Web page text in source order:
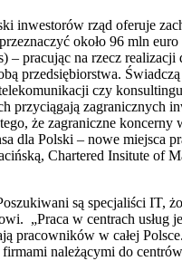
inwestorów rząd oferuje
około 96 mln
pracując na rzecz
przedsiębiorstwa.
czy
przyciągają zagranicznych
że zagraniczne
dla Polski – nowe miejsca
Chartered Insitute of
są specjaliści IT,
„Praca w centrach usług
w całej
należącymi do